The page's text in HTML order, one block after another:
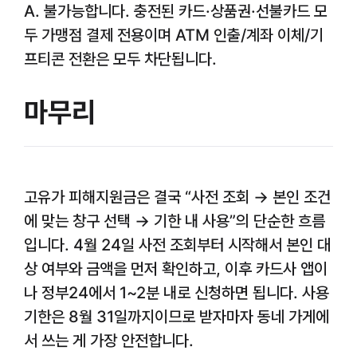
A. 불가능합니다. 충전된 카드·상품권·선불카드 모
두 가맹점 결제 전용이며 ATM 인출/계좌 이체/기
프티콘 전환은 모두 차단됩니다.
마무리
고유가 피해지원금은 결국 “사전 조회 → 본인 조건
에 맞는 창구 선택 → 기한 내 사용”의 단순한 흐름
입니다. 4월 24일 사전 조회부터 시작해서 본인 대
상 여부와 금액을 먼저 확인하고, 이후 카드사 앱이
나 정부24에서 1~2분 내로 신청하면 됩니다. 사용
기한은 8월 31일까지이므로 받자마자 동네 가게에
서 쓰는 게 가장 안전합니다.